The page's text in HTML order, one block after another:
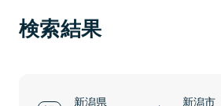
検索結果
新潟県 新潟市